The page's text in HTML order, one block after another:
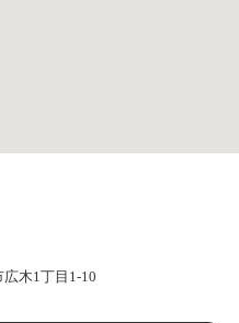
木1丁目1-10